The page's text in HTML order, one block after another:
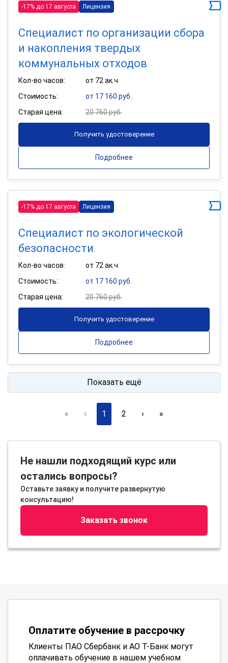
-17% до 17 августа Лицензия
Специалист по организации сбора
и накопления твердых
коммунальных отходов
Кол-во часов:
от 72 ак.ч
Стоимость:
от 17 160 руб.
Старая цена:
20 760 руб.
Получить удостоверение
Подробнее
-17% до 17 августа Лицензия
Специалист по экологической
безопасности
Кол-во часов:
от 72 ак.ч
Стоимость:
от 17 160 руб.
Старая цена:
20 760 руб.
Получить удостоверение
Подробнее
Показать ещё
« ‹ 1 2 › »
Не нашли подходящий курс или
остались вопросы?
Оставьте заявку и получите развернутую
консультацию!
Заказать звонок
Оплатите обучение в рассрочку
Клиенты ПАО Сбербанк и АО Т-Банк могут
оплачивать обучение в нашем учебном